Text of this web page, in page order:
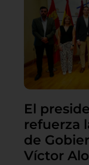
El
refuerza
de
Víctor